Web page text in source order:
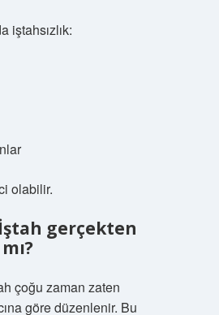
iştahsızlık:
olabilir.
gerçekten
çoğu zaman zaten
göre düzenlenir. Bu